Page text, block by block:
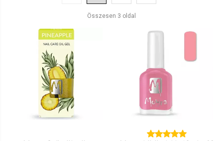
Összesen 3 oldal